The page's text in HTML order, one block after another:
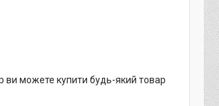
ви можете купити будь-який товар